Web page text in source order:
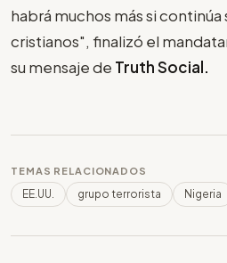
habrá muchos más si continúa
cristianos", finalizó el
su mensaje de Truth Social.
TEMAS RELACIONADOS
EE.UU. grupo terrorista Nigeria